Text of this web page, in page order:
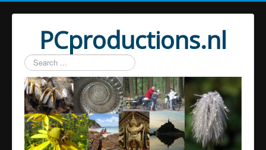
PCproductions.nl
Search
...